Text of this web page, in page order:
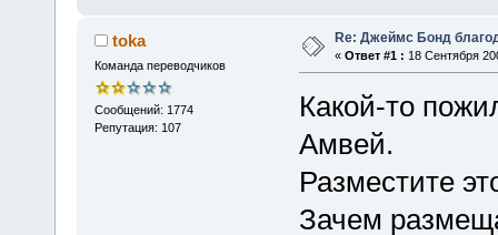
toka
Команда переводчиков
Сообщений: 1774
Репутация: 107
Re: Джеймс Бонд
« Ответ #1 : 18 Сентября
Какой-то
Амвей.
Разместите
Зачем